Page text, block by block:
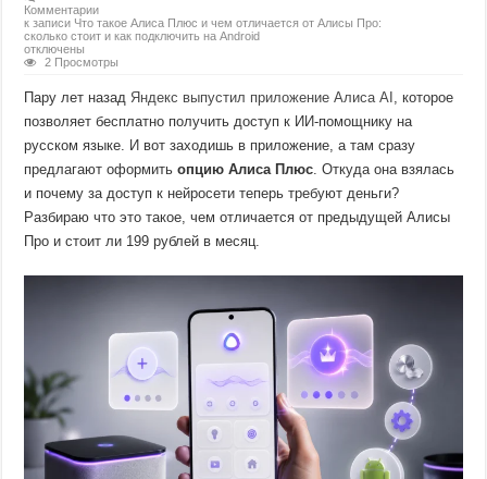
Комментарии
к записи Что такое Алиса Плюс и чем отличается от Алисы Про:
сколько стоит и как подключить на Android
отключены
2 Просмотры
Пару лет назадЯндекс выпустил приложение Алиса AI , которое
позволяет бесплатно получить доступ к ИИ-помощнику на
русском языке. И вот заходишь в приложение, а там сразу
предлагают оформитьопцию Алиса Плюс. Откуда она взялась
и почему за доступ к нейросети теперь требуют деньги?
Разбираю что это такое, чем отличается от предыдущей Алисы
Про и стоит ли 199 рублей в месяц.